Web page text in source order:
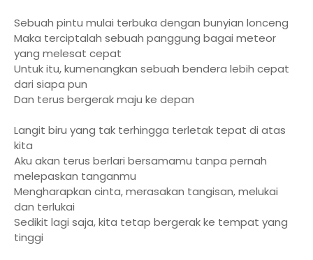
Sebuah pintu mulai terbuka dengan bunyian lonceng
Maka terciptalah sebuah panggung bagai meteor
yang melesat cepat
Untuk itu, kumenangkan sebuah bendera lebih cepat
dari siapa pun
Dan terus bergerak maju ke depan
Langit biru yang tak terhingga terletak tepat di atas
kita
Aku akan terus berlari bersamamu tanpa pernah
melepaskan tanganmu
Mengharapkan cinta, merasakan tangisan, melukai
dan terlukai
Sedikit lagi saja, kita tetap bergerak ke tempat yang
tinggi